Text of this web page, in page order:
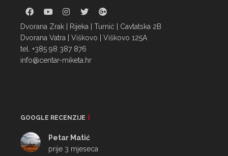
Dvorana Zrak | Rijeka | Turnić | Cavtatska 2B
Dvorana Vatra | Viškovo | Viškovo 125A
tel. +385 98 387 876
info@centar-miketa.hr
GOOGLE RECENZIJE
Petar Matić
prije 3 mjeseca